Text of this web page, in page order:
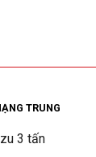
TRUNG
3 tấn